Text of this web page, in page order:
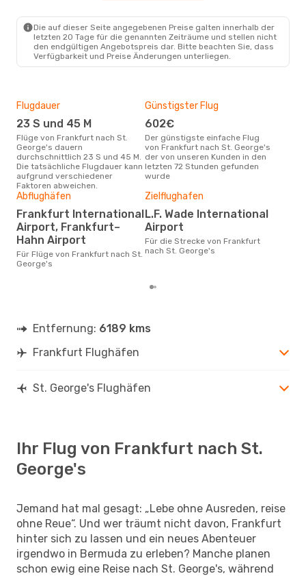
Air Canada1 Zwischenstopp
BDA- FRA
Die auf dieser Seite angegebenen Preise galten innerhalb der
letzten 20 Tage für die genannten Zeiträume und stellen nicht
den endgültigen Angebotspreis dar. Bitte beachten Sie, dass
Verfügbarkeit und Preise Änderungen unterliegen.
Flugdauer
23 S und 45 M
Flüge von Frankfurt nach St.
George's dauern
durchschnittlich 23 S und 45 M.
Die tatsächliche Flugdauer kann
aufgrund verschiedener
Faktoren abweichen.
Günstigster Flug
602€
Der günstigste einfache Flug
von Frankfurt nach St. George's
der von unseren Kunden in den
letzten 72 Stunden gefunden
wurde
Abflughäfen
Frankfurt International
Airport, Frankfurt–
Hahn Airport
Für Flüge von Frankfurt nach St.
George's
Zielflughafen
L.F. Wade International
Airport
Für die Strecke von Frankfurt
nach St. George's
Entfernung: 6189 kms
Frankfurt Flughäfen
St. George's Flughäfen
Ihr Flug von Frankfurt nach St.
George's
Jemand hat mal gesagt: „Lebe ohne Ausreden, reise
ohne Reue“. Und wer träumt nicht davon, Frankfurt
hinter sich zu lassen und ein neues Abenteuer
irgendwo in Bermuda zu erleben? Manche planen
schon ewig eine Reise nach St. George's, während